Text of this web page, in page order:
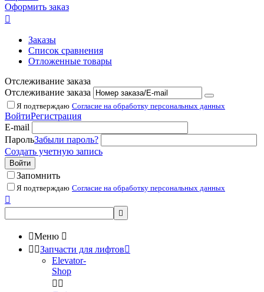
Оформить заказ

Заказы
Список сравнения
Отложенные товары
Отслеживание заказа
Отслеживание заказа
Я подтверждаю Согласие на обработку персональных данных
ВойтиРегистрация
E-mail
ПарольЗабыли пароль?
Создать учетную запись
Войти
Запомнить
Я подтверждаю Согласие на обработку персональных данных


Меню 
 Запчасти для лифтов
Elevator-
Shop
 